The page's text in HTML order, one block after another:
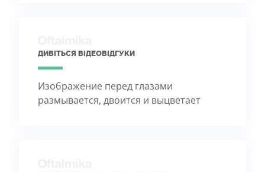
ДИВІТЬСЯ ВІДЕОВІДГУКИ
Изображение перед глазами
размывается, двоится и выцветает